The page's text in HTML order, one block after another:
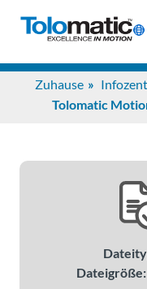
Zuhause
Tolomatic
Dateigröße:
Search
Unterstützung
Infozentrum